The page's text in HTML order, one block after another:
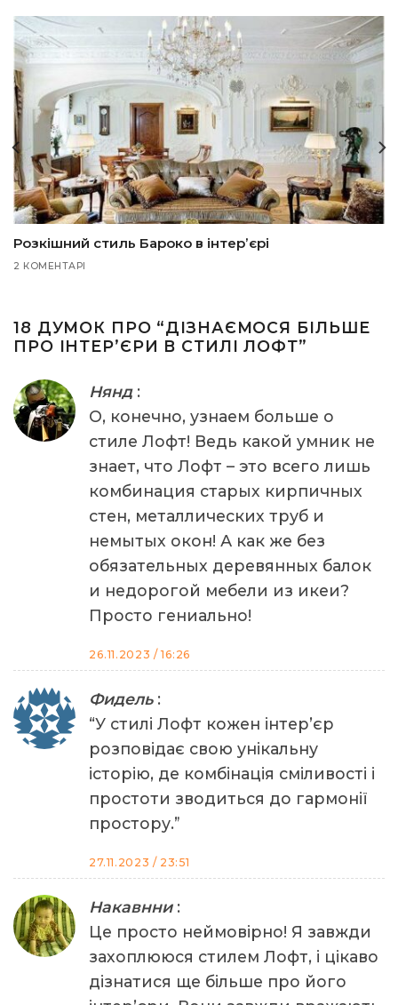
Розкішний стиль Бароко в інтер’єрі
2 КОМЕНТАРІ
18 ДУМОК ПРО “ДІЗНАЄМОСЯ БІЛЬШЕ
ПРО ІНТЕР’ЄРИ В СТИЛІ ЛОФТ”
Нянд :
О, конечно, узнаем больше о
стиле Лофт! Ведь какой умник не
знает, что Лофт – это всего лишь
комбинация старых кирпичных
стен, металлических труб и
немытых окон! А как же без
обязательных деревянных балок
и недорогой мебели из икеи?
Просто гениально!
26.11.2023 / 16:26
Фидель :
“У стилі Лофт кожен інтер’єр
розповідає свою унікальну
історію, де комбінація сміливості і
простоти зводиться до гармонії
простору.”
27.11.2023 / 23:51
Накавнни :
Це просто неймовірно! Я завжди
захоплююся стилем Лофт, і цікаво
дізнатися ще більше про його